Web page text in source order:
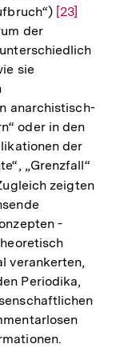
Zur
der
[23]
der
sie
anarchistisch-
oder in den
der
„Grenzfall“
zeigten
-
verankerten,
Periodika,